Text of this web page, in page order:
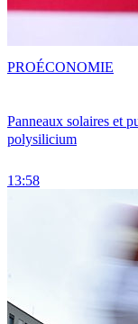
Panneaux solaires et
polysilicium
13:58
PROÉCONOMIE